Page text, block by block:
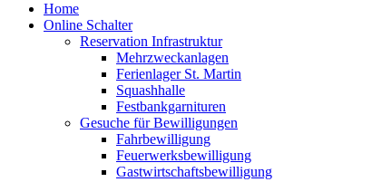
Home
Online Schalter
Reservation Infrastruktur
Mehrzweckanlagen
Ferienlager St. Martin
Squashhalle
Festbankgarnituren
Gesuche für Bewilligungen
Fahrbewilligung
Feuerwerksbewilligung
Gastwirtschaftsbewilligung